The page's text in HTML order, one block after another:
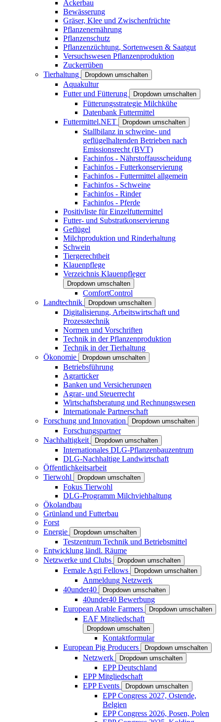
Ackerbau
Bewässerung
Gräser, Klee und Zwischenfrüchte
Pflanzenernährung
Pflanzenschutz
Pflanzenzüchtung, Sortenwesen & Saatgut
Versuchswesen Pflanzenproduktion
Zuckerrüben
Tierhaltung
Dropdown umschalten
Aquakultur
Futter und Fütterung
Dropdown umschalten
Fütterungsstrategie Milchkühe
Datenbank Futtermittel
Futtermittel.NET
Dropdown umschalten
Stallbilanz in schweine- und
geflügelhaltenden Betrieben nach
Emissionsrecht (BVT)
Fachinfos - Nährstoffausscheidung
Fachinfos - Futterkonservierung
Fachinfos - Futtermittel allgemein
Fachinfos - Schweine
Fachinfos - Rinder
Fachinfos - Pferde
Positivliste für Einzelfuttermittel
Futter- und Substratkonservierung
Geflügel
Milchproduktion und Rinderhaltung
Schwein
Tiergerechtheit
Klauenpflege
Verzeichnis Klauenpfleger
Dropdown umschalten
ComfortControl
Landtechnik
Dropdown umschalten
Digitalisierung, Arbeitswirtschaft und
Prozesstechnik
Normen und Vorschriften
Technik in der Pflanzenproduktion
Technik in der Tierhaltung
Ökonomie
Dropdown umschalten
Betriebsführung
Agrarticker
Banken und Versicherungen
Agrar- und Steuerrecht
Wirtschaftsberatung und Rechnungswesen
Internationale Partnerschaft
Forschung und Innovation
Dropdown umschalten
Forschungspartner
Nachhaltigkeit
Dropdown umschalten
Internationales DLG-Pflanzenbauzentrum
DLG-Nachhaltige Landwirtschaft
Öffentlichkeitsarbeit
Tierwohl
Dropdown umschalten
Fokus Tierwohl
DLG-Programm Milchviehhaltung
Ökolandbau
Grünland und Futterbau
Forst
Energie
Dropdown umschalten
Testzentrum Technik und Betriebsmittel
Entwicklung ländl. Räume
Netzwerke und Clubs
Dropdown umschalten
Female Agri Fellows Dropdown umschalten
Anmeldung Netzwerk
40under40
Dropdown umschalten
40under40 Bewerbung
European Arable Farmers
Dropdown umschalten
EAF Mitgliedschaft
Dropdown umschalten
Kontaktformular
European Pig Producers
Dropdown umschalten
Netzwerk Dropdown umschalten
EPP Deutschland
EPP Mitgliedschaft
EPP Events
Dropdown umschalten
EPP Congress 2027, Ostende,
Belgien
EPP Congress 2026, Posen, Polen